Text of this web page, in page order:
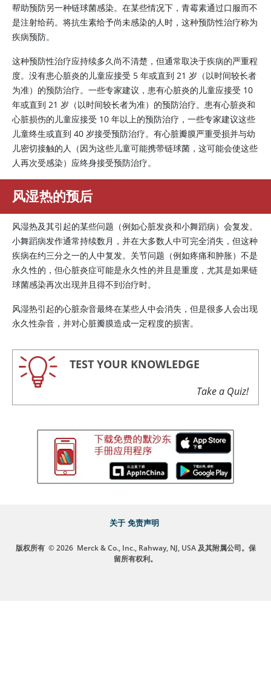
帮助预防另一种链球菌感染。在某些情况下，青霉素通过口服而不
是注射给药。将抗生素给予尚未感染的人时，这种预防性治疗称为
疾病预防。
这种预防性治疗应持续多久尚不清楚，但通常取决于疾病的严重程
度。没有患心脏炎的儿童应接受 5 年或直到 21 岁（以时间较长者
为准）的预防治疗。一些专家建议，患有心脏炎的儿童应接受 10
年或直到 21 岁（以时间较长者为准）的预防治疗。患有心脏炎和
心脏损伤的儿童应接受 10 年以上的预防治疗，一些专家建议这些
儿童终生或直到 40 岁接受预防治疗。有心脏瓣膜严重受损并与幼
儿密切接触的人（因为这些儿童可能携带链球菌，这可能会使这些
人再次受感染）应终身接受预防治疗。
风湿热的预后
风湿热及其引起的某些问题（例如心脏发炎和小舞蹈病）会复发。
小舞蹈病发作通常持续数月，并在大多数人中可完全消失，但这种
疾病在约三分之一的人中复发。关节问题（例如疼痛和肿胀）不是
永久性的，但心脏炎症可能是永久性的并且是重度，尤其是如果链
球菌感染再次出现并且得不到治疗时。
风湿热引起的心脏杂音最终在某些人中会消失，但是很多人会出现
永久性杂音，并对心脏瓣膜造成一定程度的损害。
TEST YOUR KNOWLEDGE
Take a Quiz!
关于 免责声明
版权所有 © 2026 Merck & Co., Inc., Rahway, NJ, USA 及其附属公司。保
留所有权利。